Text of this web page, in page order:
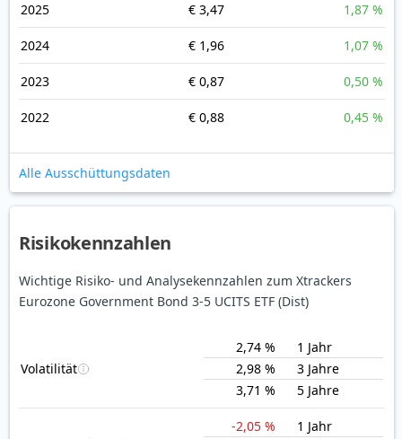
2025 € 3,47 1,87 %
2024 € 1,96 1,07 %
2023 € 0,87 0,50 %
2022 € 0,88 0,45 %
Alle Ausschüttungsdaten
Risikokennzahlen
Wichtige Risiko- und Analysekennzahlen zum Xtrackers
Eurozone Government Bond 3-5 UCITS ETF (Dist)
Volatilität
2,74 %
1 Jahr
2,98 %
3 Jahre
3,71 %
5 Jahre
-2,05 %
1 Jahr